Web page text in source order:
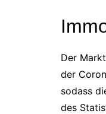
Der
der
sodass
des